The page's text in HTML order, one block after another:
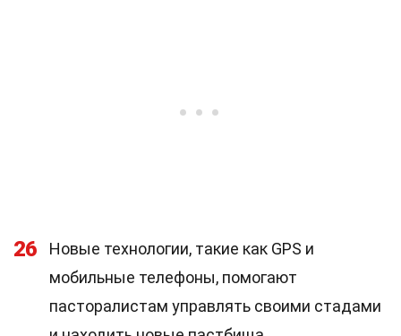
26
Новые технологии, такие как GPS и
мобильные телефоны, помогают
пасторалистам управлять своими стадами